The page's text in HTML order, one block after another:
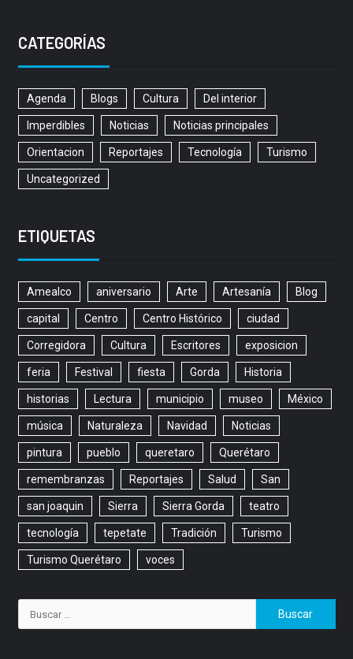
CATEGORÍAS
Agenda Blogs Cultura Del interior
Imperdibles Noticias Noticias principales
Orientacion Reportajes Tecnología Turismo
Uncategorized
ETIQUETAS
Amealco aniversario Arte Artesanía Blog
capital Centro Centro Histórico ciudad
Corregidora Cultura Escritores exposicion
feria Festival fiesta Gorda Historia
historias Lectura municipio museo México
música Naturaleza Navidad Noticias
pintura pueblo queretaro Querétaro
remembranzas Reportajes Salud San
san joaquin Sierra Sierra Gorda teatro
tecnología tepetate Tradición Turismo
Turismo Querétaro voces